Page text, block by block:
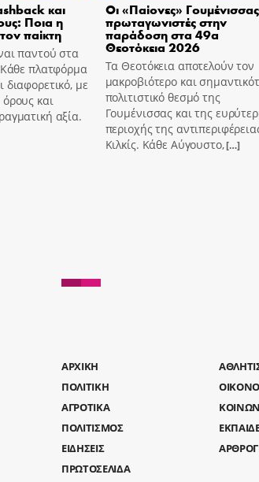
και
Ποια η
παίκτη
παντού στα
πλατφόρμα
διαφορετικό, με
όρους και
αξία.
Οι «Παίονες» Γουμένισσας
πρωταγωνιστές στην
παράδοση στα 49α
Θεοτόκεια 2026
Τα Θεοτόκεια αποτελούν τον
μακροβιότερο και
πολιτιστικό θεσμό της
Γουμένισσας και της
περιοχής της
Κιλκίς. Κάθε Αύγουστο,[…]
AΡΧΙΚΗ
ΠΟΛΙΤΙΚΗ
ΑΓΡΟΤΙΚΑ
ΠΟΛΙΤΙΣΜΟΣ
ΕΙΔΗΣΕΙΣ
ΠΡΩΤΟΣΕΛΙΔΑ